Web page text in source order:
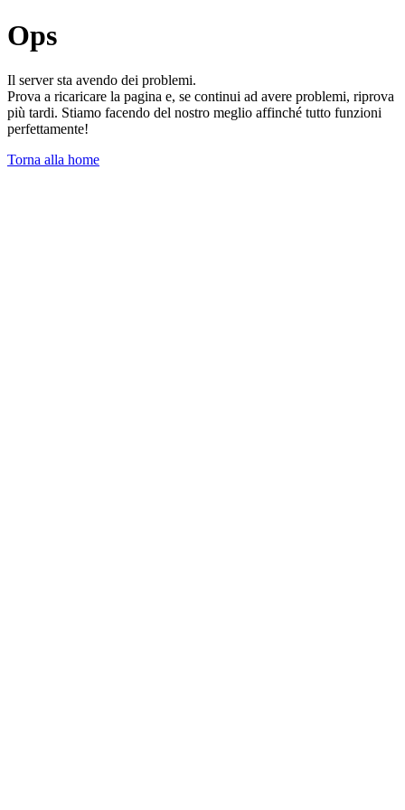
Ops
Il server sta avendo dei problemi.
Prova a ricaricare la pagina e, se continui ad avere problemi, riprova
più tardi. Stiamo facendo del nostro meglio affinché tutto funzioni
perfettamente!
Torna alla home